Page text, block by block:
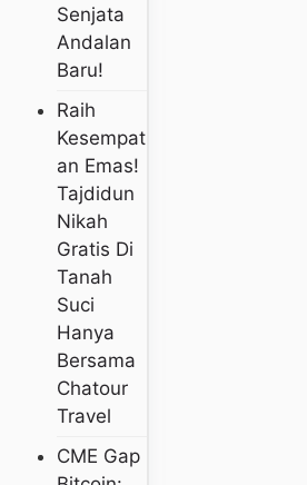
Senjata
Andalan
Baru!
Raih
Kesempat
An Emas!
Tajdidun
Nikah
Gratis Di
Tanah
Suci
Hanya
Bersama
Chatour
Travel
CME Gap